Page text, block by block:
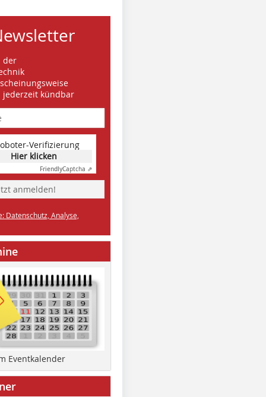
der
jederzeit kündbar
Verifizierung
Hier klicken
FriendlyCaptcha ⇗
anmelden!
Datenschutz, Analyse,
Eventkalender